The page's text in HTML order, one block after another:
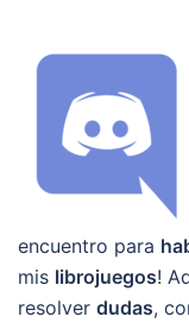
encuentro para
mis librojuegos!
resolver dudas,